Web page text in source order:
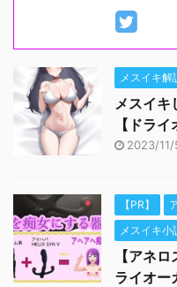
メスイキ解
メスイキ
【ドライ
2023/11/
【PR】
メスイキ小
【アネ
ライオー